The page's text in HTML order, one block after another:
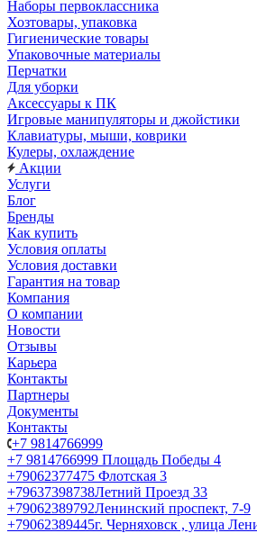
Наборы первоклассника
Хозтовары, упаковка
Гигиенические товары
Упаковочные материалы
Перчатки
Для уборки
Аксессуары к ПК
Игровые манипуляторы и джойстики
Клавиатуры, мыши, коврики
Кулеры, охлаждение
Акции
Услуги
Блог
Бренды
Как купить
Условия оплаты
Условия доставки
Гарантия на товар
Компания
О компании
Новости
Отзывы
Карьера
Контакты
Партнеры
Документы
Контакты
+7 9814766999
+7 9814766999 Площадь Победы 4
+79062377475 Флотская 3
+79637398738Летний Проезд 33
+79062389792Ленинский проспект, 7-9
+79062389445г. Черняховск , улица